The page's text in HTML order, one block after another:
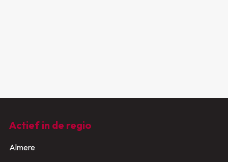
Actief in de regio
Almere